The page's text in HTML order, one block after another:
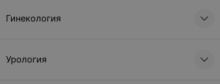
Гинекология
Урология